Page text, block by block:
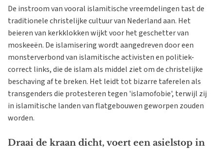
De instroom van vooral islamitische vreemdelingen tast de
traditionele christelijke cultuur van Nederland aan. Het
beieren van kerkklokken wijkt voor het geschetter van
moskeeën. De islamisering wordt aangedreven door een
monsterverbond van islamitische activisten en politiek-
correct links, die de islam als middel ziet om de christelijke
beschaving af te breken. Het leidt tot bizarre taferelen als
transgenders die protesteren tegen 'islamofobie', terwijl zij
in islamitische landen van flatgebouwen geworpen zouden
worden.
Draai de kraan dicht, voert een asielstop in